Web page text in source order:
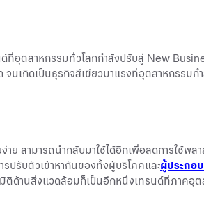
อุตสาหกรรมทั่วโลกกำลังปรับสู่ New
เกิดเป็นธุรกิจสีเขียวมาแรงที่อุตสาหกรรม
สามารถนำกลับมาใช้ได้อีกเพื่อลดการใช้พล
ปรับตัวเข้าหากันของทั้งผู้บริโภคและผู้ประกอ
ติด้านสิ่งแวดล้อมก็เป็นอีกหนึ่งเทรนด์ที่ภาคอุ